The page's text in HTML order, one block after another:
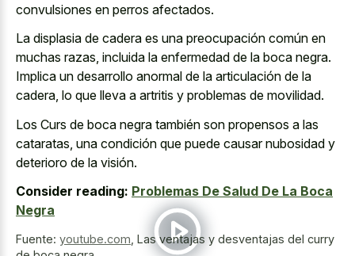
convulsiones en perros afectados.
La displasia de cadera es una preocupación común en
muchas razas, incluida la enfermedad de la boca negra.
Implica un desarrollo anormal de la articulación de la
cadera, lo que lleva a artritis y problemas de movilidad.
Los Curs de boca negra también son propensos a las
cataratas, una condición que puede causar nubosidad y
deterioro de la visión.
Consider reading: Problemas De Salud De La Boca
Negra
Fuente: youtube.com Las ventajas y desventajas del curry